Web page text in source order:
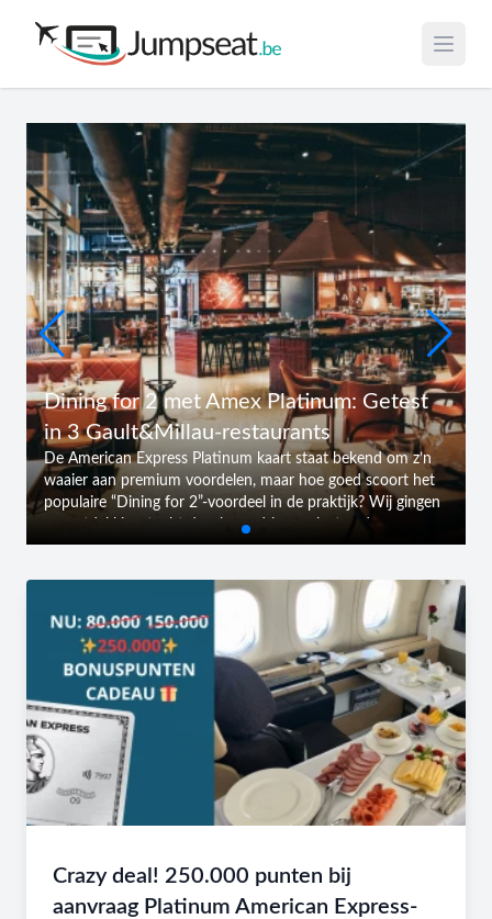
Open
Dining for 2 met Amex Platinum: Getest
in 3 Gault&Millau-restaurants
De American Express Platinum kaart staat bekend om z’n
waaier aan premium voordelen, maar hoe goed scoort het
populaire “Dining for 2”-voordeel in de praktijk? Wij gingen
op ontdekkingstocht doorheen drie geselecteerde
restaurants in Vlaanderen - Cavalieri (Mortsel), Wilford T
Crazy deal! 250.000 punten bij
aanvraag Platinum American Express-